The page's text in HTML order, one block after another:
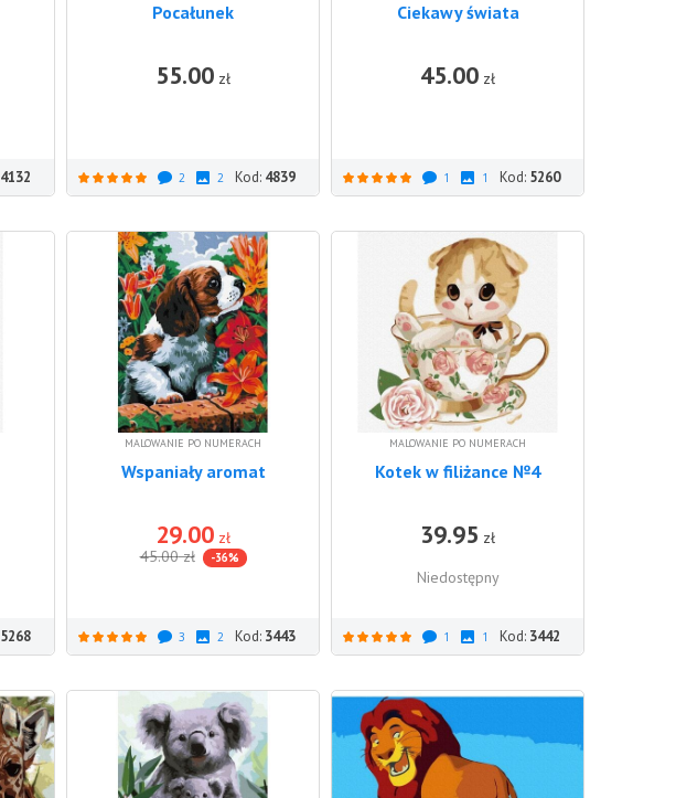
DO KOSZYKA
4132
Pocałunek
55.00 zł DO KOSZYKA
2 2 Kod: 4839
Ciekawy świata
45.00 zł
1 1 Kod: 5260
DO KOSZYKA
5268
MALOWANIE PO NUMERACH
Wspaniały aromat
29.00 zł
45.00zł -36%
DO KOSZYKA
3 2 Kod: 3443
MALOWANIE PO NUMERACH
Kotek w filiżance №4
39.95 zł
Niedostępny
1 1 Kod: 3442